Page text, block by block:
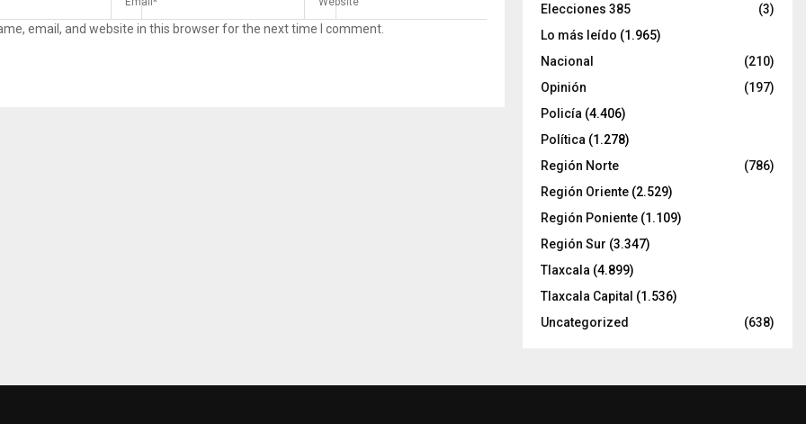
email, and website in this browser for the next time I comment.
Elecciones 385
(3)
Lo más leído (1.965)
Nacional
(210)
Opinión
(197)
Policía (4.406)
Política (1.278)
Región Norte
(786)
Región Oriente (2.529)
Región Poniente (1.109)
Región Sur (3.347)
Tlaxcala (4.899)
Tlaxcala Capital (1.536)
Uncategorized
(638)